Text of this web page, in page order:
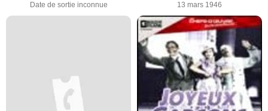
Date de sortie inconnue 13 mars 1946